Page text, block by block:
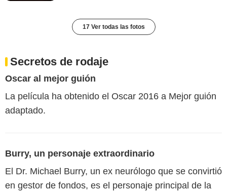
17 Ver todas las fotos
Secretos de rodaje
Oscar al mejor guión
La película ha obtenido el Oscar 2016 a Mejor guión
adaptado.
Burry, un personaje extraordinario
El Dr. Michael Burry, un ex neurólogo que se convirtió
en gestor de fondos, es el personaje principal de la